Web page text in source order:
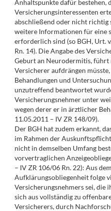
Anhaltspunkte dafür bestehen,
Versicherungsinteressenten
abschließend oder nicht richtig
weitere Informationen für eine
erforderlich sind (so BGH, Urt.
Rn. 14). Die Angabe des
Geburt an Neurodermitis, führt
Versicherer aufdrängen
Behandlungen und
unzutreffend beantwortet
Versicherungsnehmer unter
wegen derer er in ärztlicher
11.05.2011 – IV ZR 148/09).
Der BGH hat zudem erkannt,
im Rahmen der
nicht in demselben Umfang
vorvertraglichen
– IV ZR 106/06 Rn. 22): Aus
Aufklärungsobliegenheit folge
Versicherungsnehmers sei, die
sich aus vollständig zu
Versicherers, durch